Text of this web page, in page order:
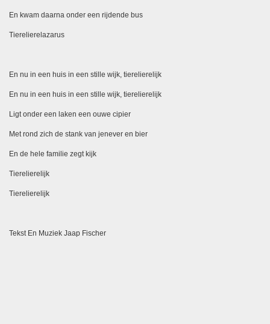
En kwam daarna onder een rijdende bus
Tierelierelazarus
En nu in een huis in een stille wijk, tierelierelijk
En nu in een huis in een stille wijk, tierelierelijk
Ligt onder een laken een ouwe cipier
Met rond zich de stank van jenever en bier
En de hele familie zegt kijk
Tierelierelijk
Tierelierelijk
Tekst En Muziek Jaap Fischer